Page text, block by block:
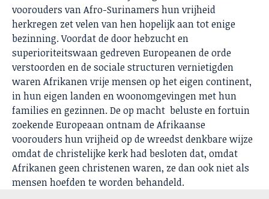
voorouders van Afro-Surinamers hun vrijheid
herkregen zet velen van hen hopelijk aan tot enige
bezinning. Voordat de door hebzucht en
superioriteitswaan gedreven Europeanen de orde
verstoorden en de sociale structuren vernietigden
waren Afrikanen vrije mensen op het eigen continent,
in hun eigen landen en woonomgevingen met hun
families en gezinnen. De op macht beluste en fortuin
zoekende Europeaan ontnam de Afrikaanse
voorouders hun vrijheid op de wreedst denkbare wijze
omdat de christelijke kerk had besloten dat, omdat
Afrikanen geen christenen waren, ze dan ook niet als
mensen hoefden te worden behandeld.